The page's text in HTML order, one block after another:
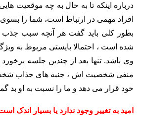
درباره اینکه تا به حال به چه موقعیت
افراد مهمی در ارتباط است، شما را
بطور کلی باید گفت هر آنچه سبب جذب
شده است ، احتمالا بایستی مربوط به
وی باشد. تنها بعد از چندین جلسه
منفی شخصیت اش ، جنبه های جذاب
خود قرار می دهد و ما را نسبت به او بد
امید به تغییر وجود ندارد یا بسیار اندک